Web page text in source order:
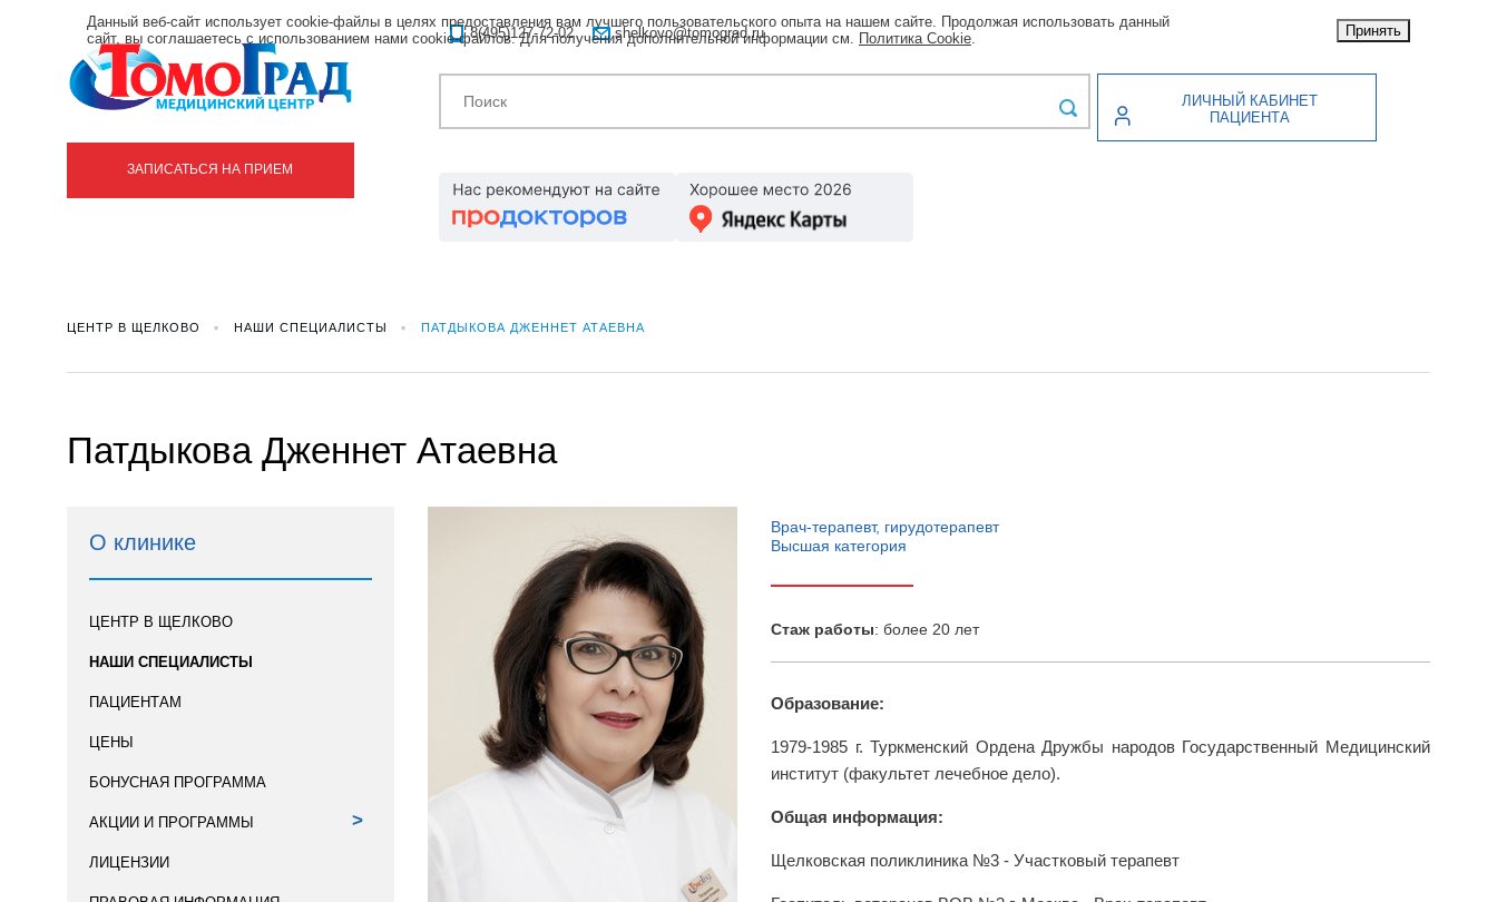
8(495)127-72-02 shelkovo@tomograd.ru
ЗАПИСАТЬСЯ НА ПРИЕМ
ЛИЧНЫЙ КАБИНЕТ
ПАЦИЕНТА
ЦЕНТР В ЩЕЛКОВО НАШИ СПЕЦИАЛИСТЫ ПАТДЫКОВА ДЖЕННЕТ АТАЕВНА
Патдыкова Дженнет Атаевна
О клинике
ЦЕНТР В ЩЕЛКОВО
НАШИ СПЕЦИАЛИСТЫ
ПАЦИЕНТАМ
ЦЕНЫ
БОНУСНАЯ ПРОГРАММА
АКЦИИ И ПРОГРАММЫ >
ЛИЦЕНЗИИ
Врач-терапевт, гирудотерапевт
Высшая категория
Cтаж работы: более 20 лет
Образование:
1979-1985 г. Туркменский Ордена Дружбы народов Государственный Медицинский
институт (факультет лечебное дело).
Общая информация:
Щелковская поликлиника №3 - Участковый терапевт
Данный веб-сайт использует cookie-файлы в целях предоставления вам лучшего пользовательского опыта на нашем сайте. Продолжая использовать данный
сайт, вы соглашаетесь с использованием нами cookie-файлов. Для получения дополнительной информации см. Политика Cookie. Принять